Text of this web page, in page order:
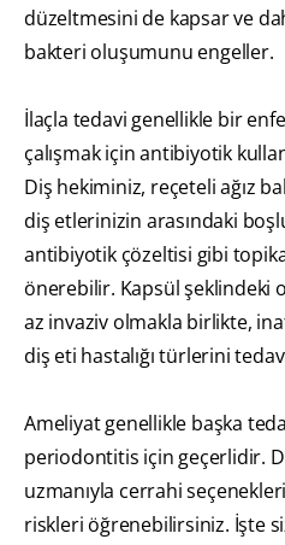
düzeltmesini de kapsar ve
bakteri oluşumunu engeller.
İlaçla tedavi genellikle bir
çalışmak için antibiyotik
Diş hekiminiz, reçeteli ağız
diş etlerinizin arasındaki
antibiyotik çözeltisi gibi
önerebilir. Kapsül şeklindeki
az invaziv olmakla birlikte,
diş eti hastalığı türlerini
Ameliyat genellikle başka
periodontitis için geçerlidir.
uzmanıyla cerrahi
riskleri öğrenebilirsiniz. İşte